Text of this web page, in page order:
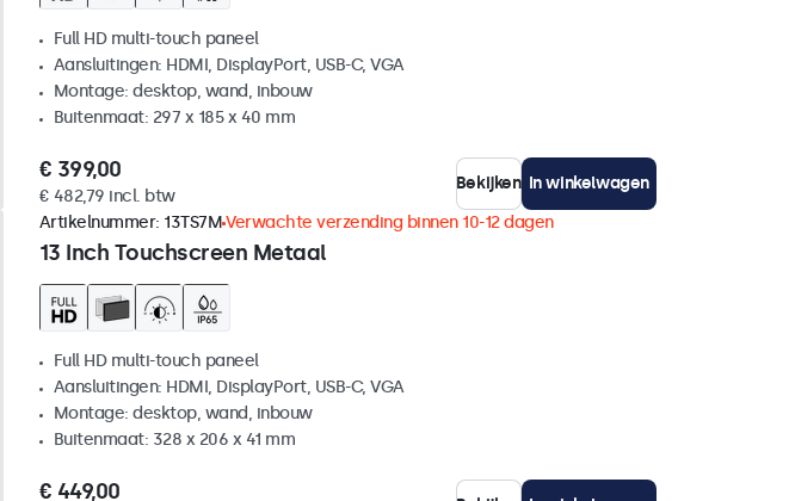
Full HD multi-touch paneel
Aansluitingen: HDMI, DisplayPort, USB-C, VGA
Montage: desktop, wand, inbouw
Buitenmaat: 297 x 185 x 40 mm
€ 399,00
€ 482,79 incl. btw
Bekijken In winkelwagen
13 Inch Touchscreen Metaal
Artikelnummer: 13TS7MVerwachte verzending binnen 10-12 dagen
Full HD multi-touch paneel
Aansluitingen: HDMI, DisplayPort, USB-C, VGA
Montage: desktop, wand, inbouw
Buitenmaat: 328 x 206 x 41 mm
€ 449,00